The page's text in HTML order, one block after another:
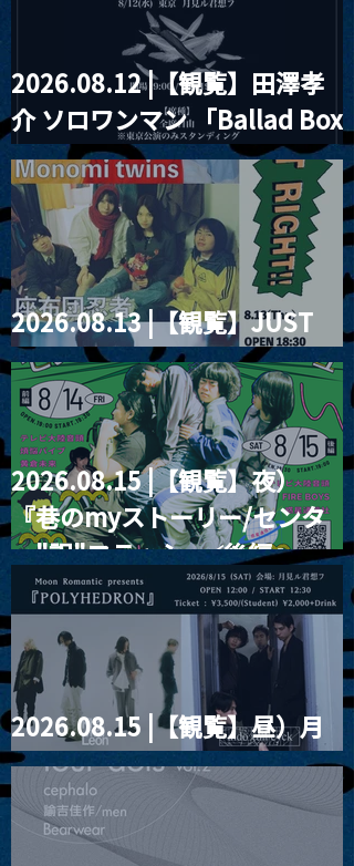
2026.08.12 |【観覧】田澤孝
介 ソロワンマン 「Ballad Box
2026」
2026.08.13 |【観覧】JUST
RIGHT!! vol.26
2026.08.15 |【観覧】夜）
『巷のmyストーリー/センタ
ー"訳"フラッシュ⚡️後編』
2026.08.15 |【観覧】昼）月
見ルpre.『POLYHEDRON』